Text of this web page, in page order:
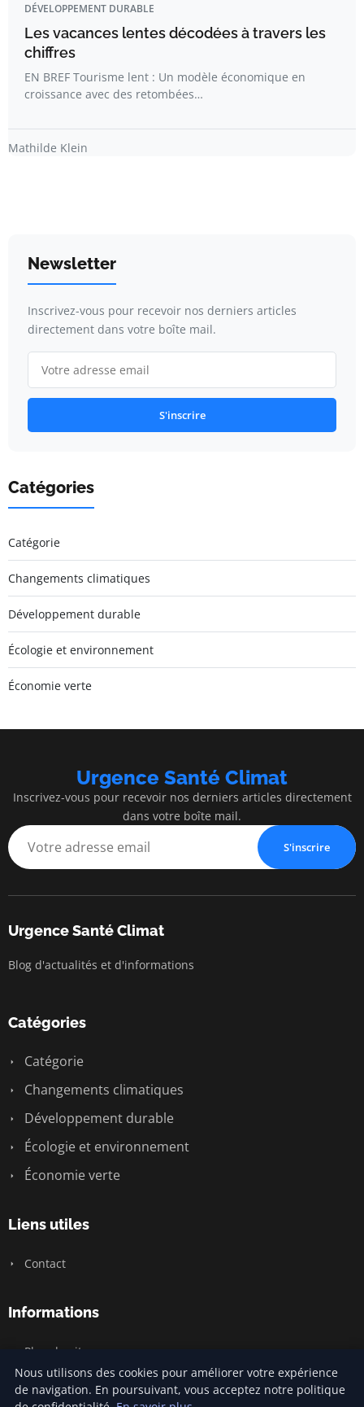
DÉVELOPPEMENT DURABLE
Les vacances lentes décodées à travers les
chiffres
EN BREF Tourisme lent : Un modèle économique en
croissance avec des retombées…
Mathilde Klein
Newsletter
Inscrivez-vous pour recevoir nos derniers articles
directement dans votre boîte mail.
S'inscrire
Catégories
Catégorie
Changements climatiques
Développement durable
Écologie et environnement
Économie verte
Urgence Santé Climat
Inscrivez-vous pour recevoir nos derniers articles directement
dans votre boîte mail.
S'inscrire
Urgence Santé Climat
Blog d'actualités et d'informations
Catégories
Catégorie
Changements climatiques
Développement durable
Écologie et environnement
Économie verte
Liens utiles
Contact
Informations
Plan du site
Nous utilisons des cookies pour améliorer votre expérience
de navigation. En poursuivant, vous acceptez notre politique